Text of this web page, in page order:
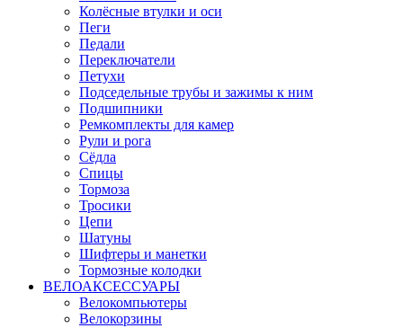
Колёсные втулки и оси
Пеги
Педали
Переключатели
Петухи
Подседельные трубы и зажимы к ним
Подшипники
Ремкомплекты для камер
Рули и рога
Сёдла
Спицы
Тормоза
Тросики
Цепи
Шатуны
Шифтеры и манетки
Тормозные колодки
ВЕЛОАКСЕССУАРЫ
Велокомпьютеры
Велокорзины